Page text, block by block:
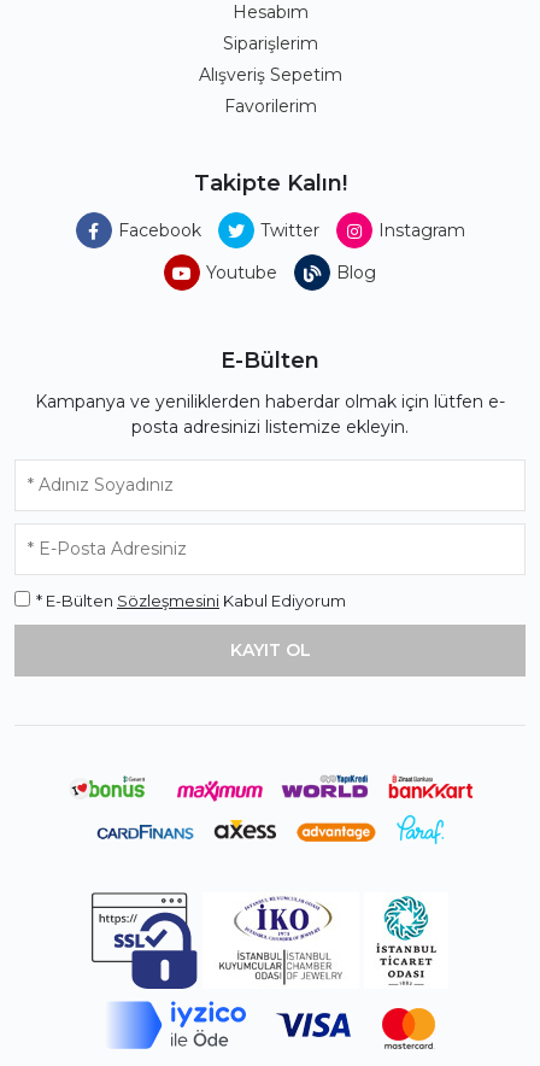
Hesabım
Siparişlerim
Alışveriş Sepetim
Favorilerim
Takipte Kalın!
Facebook Twitter
Instagram
Youtube
Blog
E-Bülten
Kampanya ve yeniliklerden haberdar olmak için lütfen e-
posta adresinizi listemize ekleyin.
* E-Bülten Sözleşmesini Kabul Ediyorum